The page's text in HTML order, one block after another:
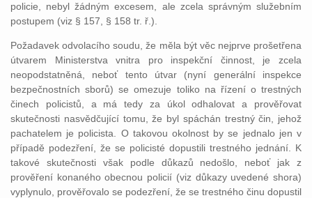
policie, nebyl žádným excesem, ale zcela správným služebním
postupem (viz § 157, § 158 tr. ř.).
Požadavek odvolacího soudu, že měla být věc nejprve prošetřena
útvarem Ministerstva vnitra pro inspekční činnost, je zcela
neopodstatněná, neboť tento útvar (nyní generální inspekce
bezpečnostních sborů) se omezuje toliko na řízení o trestných
činech policistů, a má tedy za úkol odhalovat a prověřovat
skutečnosti nasvědčující tomu, že byl spáchán trestný čin, jehož
pachatelem je policista. O takovou okolnost by se jednalo jen v
případě podezření, že se policisté dopustili trestného jednání. K
takové skutečnosti však podle důkazů nedošlo, neboť jak z
prověření konaného obecnou policií (viz důkazy uvedené shora)
vyplynulo, prověřovalo se podezření, že se trestného činu dopustil